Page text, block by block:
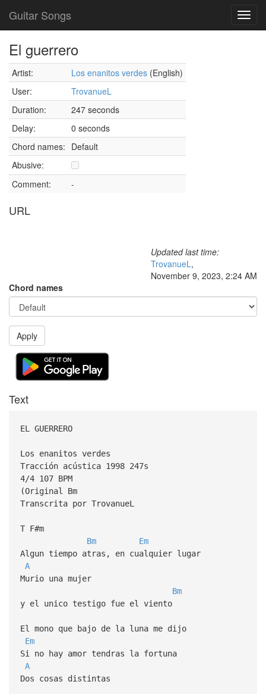
Guitar Songs
El guerrero
Artist: Los enanitos verdes (English)
User:
TrovanueL
Duration:
247 seconds
Delay:
0 seconds
Chord names: Default
Abusive:
Comment:
-
URL
Updated last time:
TrovanueL,
November 9, 2023, 2:24 AM
Chord names
Apply
Text
EL GUERRERO
Los enanitos verdes
Tracción acústica 1998 247s
4/4 107 BPM
(Original Bm
Transcrita por TrovanueL
T F#m
Bm
Em
Algun tiempo atras, en cualquier lugar
A
Murio una mujer
Bm
y el unico testigo fue el viento
El mono que bajo de la luna me dijo
Em
Si no hay amor tendras la fortuna
A
Dos cosas distintas